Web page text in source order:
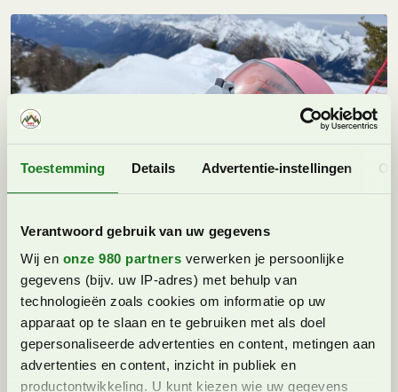
Toestemming Details Advertentie-instellingen
Verantwoord gebruik van uw gegevens
Wij en onze 980 partners verwerken je persoonlijke
gegevens (bijv. uw IP-adres) met behulp van
technologieën zoals cookies om informatie op uw
apparaat op te slaan en te gebruiken met als doel
gepersonaliseerde advertenties en content, metingen aan
advertenties en content, inzicht in publiek en
productontwikkeling. U kunt kiezen wie uw gegevens
De SIGG WMB One 0.6 L.
Ook deze Zwitserse aluminium fles heeft bij ons geen
water gelekt toen we hem meenamen met skiën.
Daarnaast is de gehele dop er eenvoudig af te draaien